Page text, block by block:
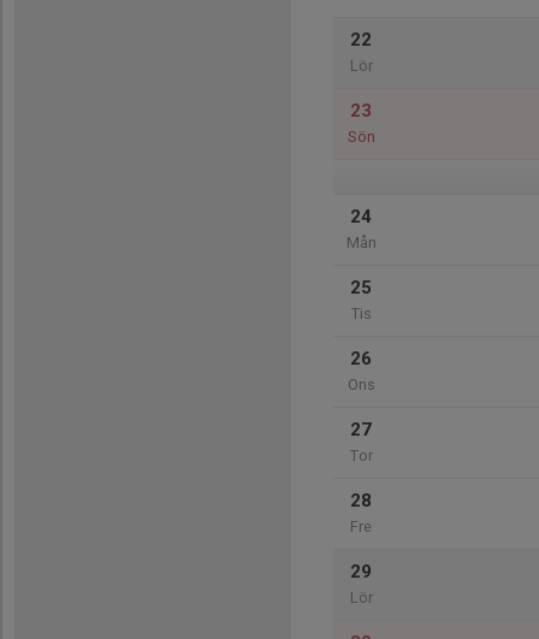
22
Lör
23
Sön
24
Mån
25
Tis
26
Ons
27
Tor
28
Fre
29
Lör